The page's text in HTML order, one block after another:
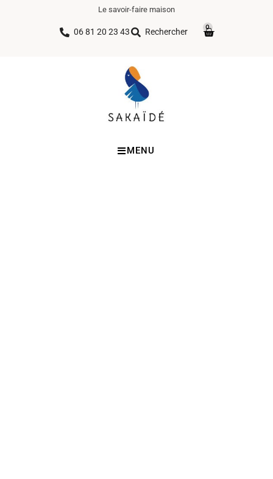
Le savoir-faire maison
06 81 20 23 43 Rechercher 0
MENU